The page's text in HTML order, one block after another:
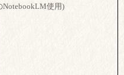
NotebookLM使用)